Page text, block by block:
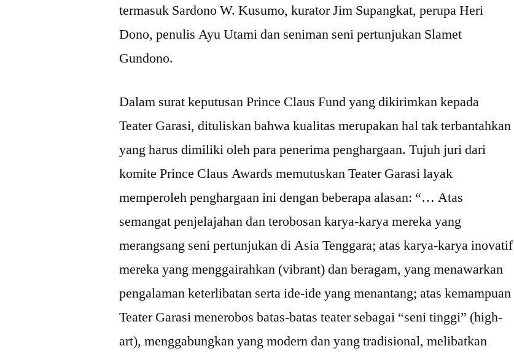
termasuk Sardono W. Kusumo, kurator Jim Supangkat, perupa Heri
Dono, penulis Ayu Utami dan seniman seni pertunjukan Slamet
Gundono.
Dalam surat keputusan Prince Claus Fund yang dikirimkan kepada
Teater Garasi, dituliskan bahwa kualitas merupakan hal tak terbantahkan
yang harus dimiliki oleh para penerima penghargaan. Tujuh juri dari
komite Prince Claus Awards memutuskan Teater Garasi layak
memperoleh penghargaan ini dengan beberapa alasan: “… Atas
semangat penjelajahan dan terobosan karya-karya mereka yang
merangsang seni pertunjukan di Asia Tenggara; atas karya-karya inovatif
mereka yang menggairahkan (vibrant) dan beragam, yang menawarkan
pengalaman keterlibatan serta ide-ide yang menantang; atas kemampuan
Teater Garasi menerobos batas-batas teater sebagai “seni tinggi” (high-
art), menggabungkan yang modern dan yang tradisional, melibatkan